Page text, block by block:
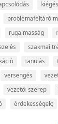
kiégés
problémafeltáró
rugalmasság
szakmai
tanulás
versengés
vezetői szerep
érdekességek;